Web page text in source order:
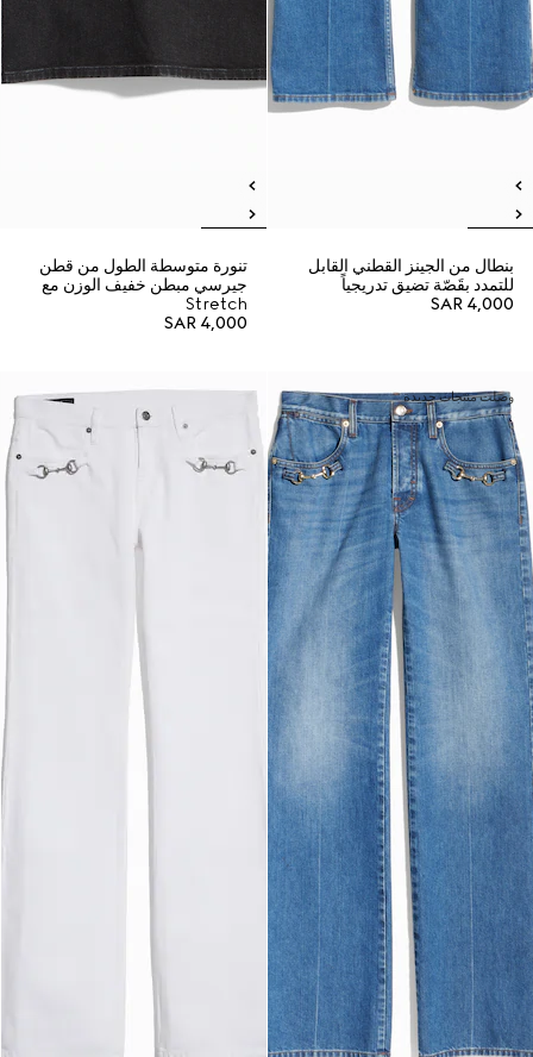
بنطال من الجينز القطني القابل
للتمدد بقَصّة تضيق تدريجياً
SAR 4,000
تنورة متوسطة الطول من قطن
جيرسي مبطن خفيف الوزن مع
Stretch
SAR 4,000
وصلت منتجات جديدة